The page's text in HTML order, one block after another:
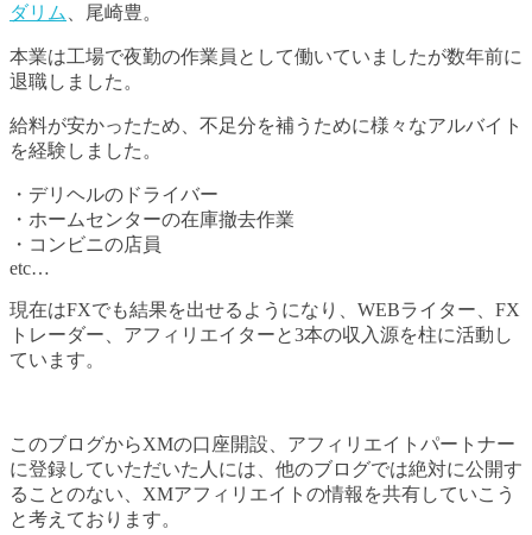
ダリム
、尾崎豊。
本業は工場で夜勤の作業員として働いていましたが数年前に
退職しました。
給料が安かったため、不足分を補うために様々なアルバイト
を経験しました。
・デリヘルのドライバー
・ホームセンターの在庫撤去作業
・コンビニの店員
etc…
現在はFXでも結果を出せるようになり、WEBライター、FX
トレーダー、アフィリエイターと3本の収入源を柱に活動し
ています。
このブログからXMの口座開設、アフィリエイトパートナー
に登録していただいた人には、他のブログでは絶対に公開す
ることのない、XMアフィリエイトの情報を共有していこう
と考えております。